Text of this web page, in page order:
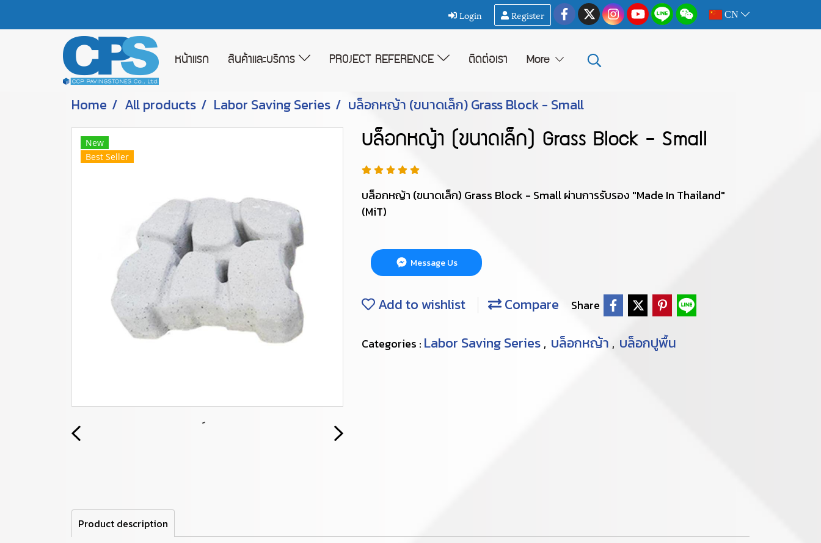
Login Register CN
หน้าแรก สินค้าและบริการ PROJECT REFERENCE ติดต่อเรา More
Home All products Labor Saving Series บล็อกหญ้า (ขนาดเล็ก) Grass Block - Small
New
Best Seller
บล็อกหญ้า (ขนาดเล็ก) Grass Block - Small
บล็อกหญ้า (ขนาดเล็ก) Grass Block - Small ผ่านการรับรอง "Made In Thailand"
(MiT)
Message Us
Add to wishlist Compare Share
Categories : Labor Saving Series , บล็อกหญ้า , บล็อกปูพื้น
Product description